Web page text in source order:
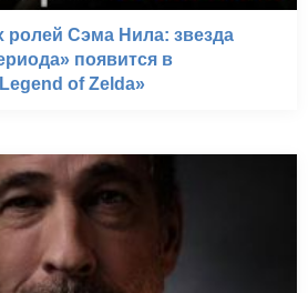
ролей Сэма Нила: звезда
появится в
of Zelda»